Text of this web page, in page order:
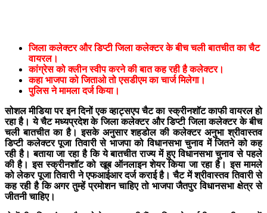
जिला कलेक्टर और डिप्टी जिला कलेक्टर के बीच चली बातचीत का चैट
वायरल।
कांग्रेस को क्लीन स्वीप करने की बात कह रही है कलेक्टर।
कहा भाजपा को जिताओ तो एसडीएम का चार्ज मिलेगा।
पुलिस ने मामला दर्ज किया।
सोशल मीडिया पर इन दिनों एक व्हाट्सएप चैट का स्क्रीनशॉट काफी वायरल हो
रहा है। ये चैट मध्यप्रदेश के जिला कलेक्टर और डिप्टी जिला कलेक्टर के बीच
चली बातचीत का है। इसके अनुसार शहडोल की कलेक्टर अनुभा श्रीवास्तव
डिप्टी कलेक्टर पूजा तिवारी से भाजपा को विधानसभा चुनाव में जितने को कह
रही है। बताया जा रहा है कि ये बातचीत राज्य में हुए विधानसभा चुनाव से पहले
की है। इस स्क्रीनशॉट को खूब ऑनलाइन शेयर किया जा रहा है। इस मामले
को लेकर पूजा तिवारी ने एफआईआर दर्ज कराई है। चैट में श्रीवास्तव तिवारी से
कह रही है कि अगर तुम्हें प्रमोशन चाहिए तो भाजपा जैतपुर विधानसभा क्षेत्र से
जीतनी चाहिए।